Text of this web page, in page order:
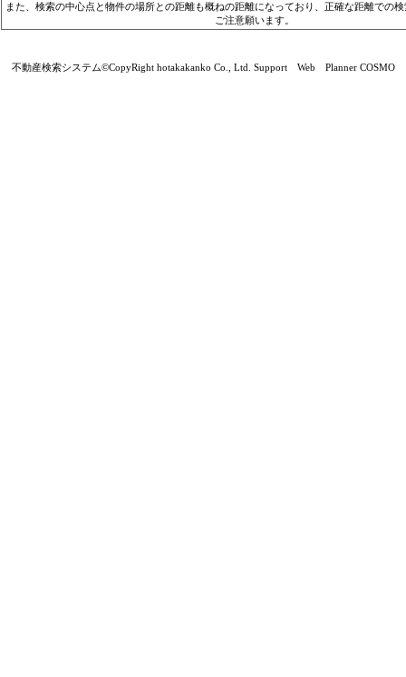
また、検索の中心点と物件の場所との距離も概ねの距離になっており、正確な距離での
ご注意願います。
不動産検索システム©CopyRight hotakakanko Co., Ltd. Support Web Planner COSMO